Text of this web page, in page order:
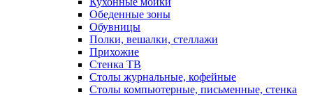
Обеденные зоны
Обувницы
Полки, вешалки, стеллажи
Прихожие
Стенка ТВ
Столы журнальные, кофейные
Столы компьютерные, письменные, стенка